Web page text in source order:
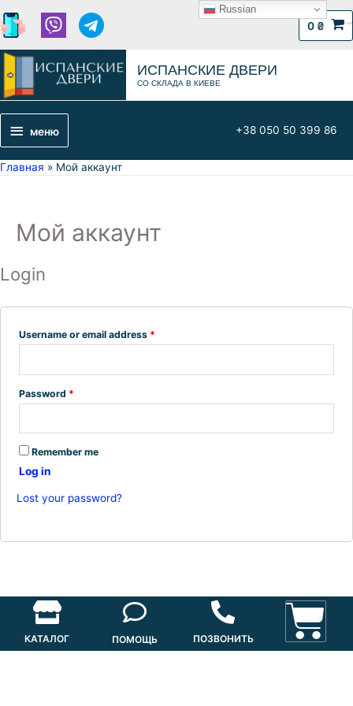
0 ₴
ИСПАНСКИЕ ДВЕРИ
СО СКЛАДА В КИЕВЕ
меню +38 050 50 399 86
Главная Мой аккаунт
Мой аккаунт
Login
Username or email address *
Password *
Remember me
Log in
Lost your password?
КАТАЛОГ ПОМОЩЬ ПОЗВОНИТЬ
Russian